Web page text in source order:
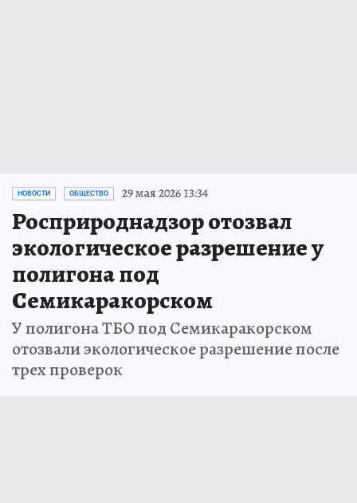
НОВОСТИ ОБЩЕСТВО 29 мая 2026 13:34
Росприроднадзор отозвал
экологическое разрешение у
полигона под
Семикаракорском
У полигона ТБО под Семикаракорском
отозвали экологическое разрешение после
трех проверок